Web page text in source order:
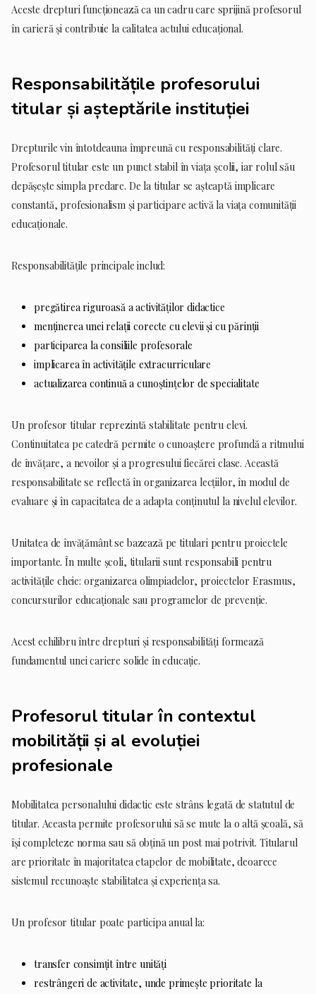
Aceste drepturi funcționează ca un cadru care sprijină profesorul
în carieră și contribuie la calitatea actului educațional.
Responsabilitățile profesorului
titular și așteptările instituției
Drepturile vin întotdeauna împreună cu responsabilități clare.
Profesorul titular este un punct stabil în viața școlii, iar rolul său
depășește simpla predare. De la titular se așteaptă implicare
constantă, profesionalism și participare activă la viața comunității
educaționale.
Responsabilitățile principale includ:
pregătirea riguroasă a activităților didactice
menținerea unei relații corecte cu elevii și cu părinții
participarea la consiliile profesorale
implicarea în activitățile extracurriculare
actualizarea continuă a cunoștințelor de specialitate
Un profesor titular reprezintă stabilitate pentru elevi.
Continuitatea pe catedră permite o cunoaștere profundă a ritmului
de învățare, a nevoilor și a progresului fiecărei clase. Această
responsabilitate se reflectă în organizarea lecțiilor, în modul de
evaluare și în capacitatea de a adapta conținutul la nivelul elevilor.
Unitatea de învățământ se bazează pe titulari pentru proiectele
importante. În multe școli, titularii sunt responsabili pentru
activitățile cheie: organizarea olimpiadelor, proiectelor Erasmus,
concursurilor educaționale sau programelor de prevenție.
Acest echilibru între drepturi și responsabilități formează
fundamentul unei cariere solide în educație.
Profesorul titular în contextul
mobilității și al evoluției
profesionale
Mobilitatea personalului didactic este strâns legată de statutul de
titular. Aceasta permite profesorului să se mute la o altă școală, să
își completeze norma sau să obțină un post mai potrivit. Titularul
are prioritate în majoritatea etapelor de mobilitate, deoarece
sistemul recunoaște stabilitatea și experiența sa.
Un profesor titular poate participa anual la:
transfer consimțit între unități
restrângeri de activitate, unde primește prioritate la